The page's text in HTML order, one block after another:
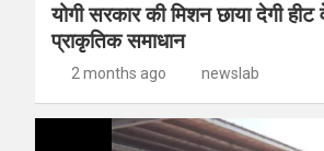
योगी सरकार की मिशन छाया देगी हीट
प्राकृतिक समाधान
2 months ago newslab